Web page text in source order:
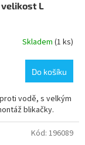
L
Skladem (1 ks)
Do košíku
vodě, s velkým
blikačky.
Kód: 196089